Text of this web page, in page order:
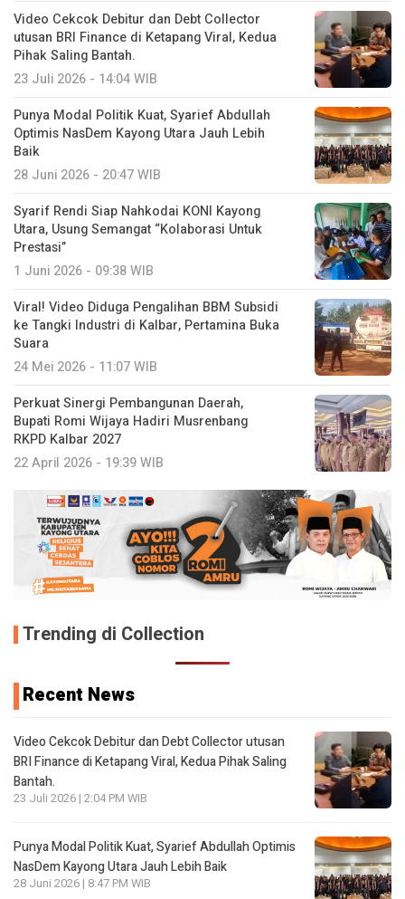
Video Cekcok Debitur dan Debt Collector
utusan BRI Finance di Ketapang Viral, Kedua
Pihak Saling Bantah.
23 Juli 2026 - 14:04 WIB
Punya Modal Politik Kuat, Syarief Abdullah
Optimis NasDem Kayong Utara Jauh Lebih
Baik
28 Juni 2026 - 20:47 WIB
Syarif Rendi Siap Nahkodai KONI Kayong
Utara, Usung Semangat “Kolaborasi Untuk
Prestasi”
1 Juni 2026 - 09:38 WIB
Viral! Video Diduga Pengalihan BBM Subsidi
ke Tangki Industri di Kalbar, Pertamina Buka
Suara
24 Mei 2026 - 11:07 WIB
Perkuat Sinergi Pembangunan Daerah,
Bupati Romi Wijaya Hadiri Musrenbang
RKPD Kalbar 2027
22 April 2026 - 19:39 WIB
Trending di Collection
Recent News
Video Cekcok Debitur dan Debt Collector utusan
BRI Finance di Ketapang Viral, Kedua Pihak Saling
Bantah.
23 Juli 2026 | 2:04 PM WIB
Punya Modal Politik Kuat, Syarief Abdullah Optimis
NasDem Kayong Utara Jauh Lebih Baik
28 Juni 2026 | 8:47 PM WIB